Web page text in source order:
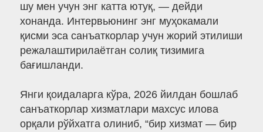
шу мен учун энг катта ютуқ, — дейди
хонанда. Интервьюнинг энг муҳокамали
қисми эса санъаткорлар учун жорий этилиши
режалаштирилаётган солиқ тизимига
бағишланди.
Янги қоидаларга кўра, 2026 йилдан бошлаб
санъаткорлар хизматлари махсус илова
орқали рўйхатга олиниб, “бир хизмат — бир